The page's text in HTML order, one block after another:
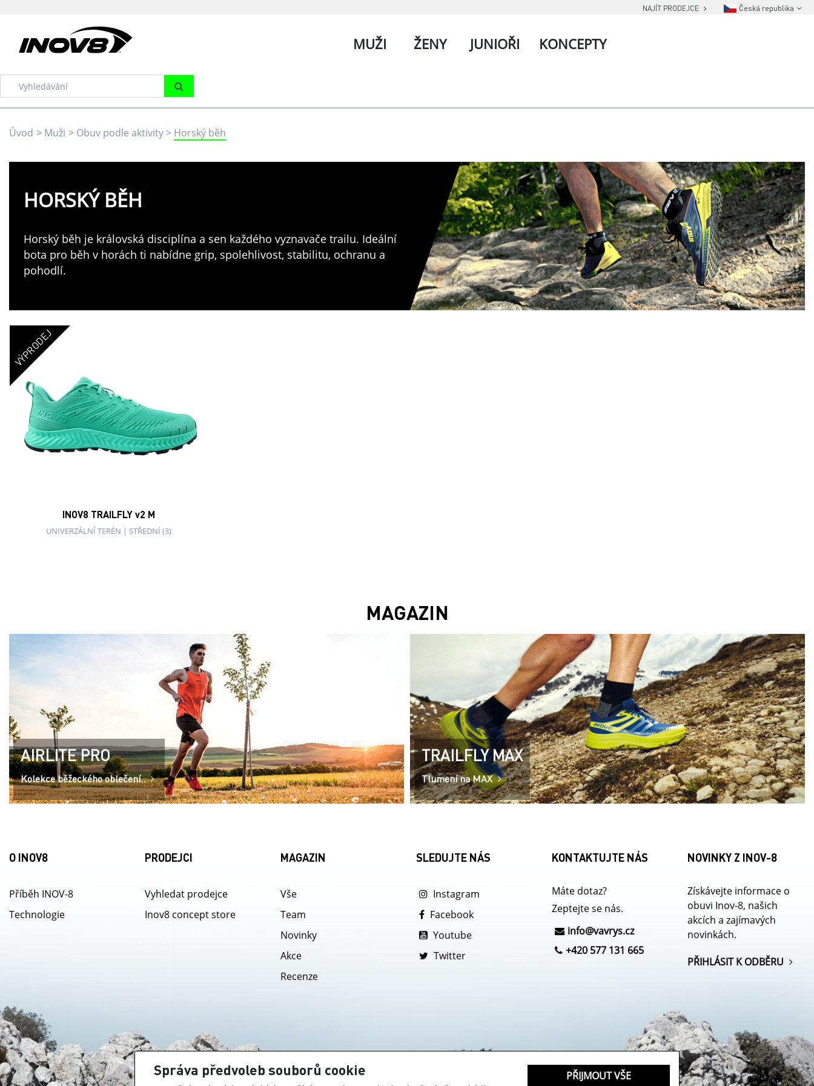
Správa předvoleb souborů cookie PŘIJMOUT VŠE
NAJÍT PRODEJCE Česká republika
MUŽI ŽENY JUNIOŘI KONCEPTY
Úvod Muži Obuv podle aktivity Horský běh
HORSKÝ BĚH
Horský běh je královská disciplína a sen každého vyznavače trailu. Ideální
bota pro běh v horách ti nabídne grip, spolehlivost, stabilitu, ochranu a
pohodlí.
VÝPRODEJ
INOV8 TRAILFLY v2 M
UNIVERZÁLNÍ TERÉN | STŘEDNÍ (3)
MAGAZIN
AIRLITE PRO
Kolekce běžeckého oblečení..
TRAILFLY MAX
Tlumení na MAX
O INOV8
Příběh INOV-8
Technologie
PRODEJCI
Vyhledat prodejce
Inov8 concept store
MAGAZIN
Vše
Team
Novinky
Akce
Recenze
SLEDUJTE NÁS
Instagram
Facebook
Youtube
Twitter
KONTAKTUJTE NÁS
Máte dotaz?
Zeptejte se nás.
info@vavrys.cz
+420 577 131 665
NOVINKY Z INOV-8
Získávejte informace o
obuvi Inov-8, našich
akcích a zajímavých
novinkách.
PŘIHLÁSIT K ODBĚRU